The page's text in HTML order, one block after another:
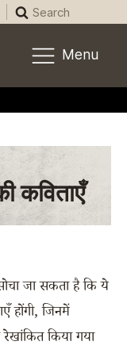
Search
Menu
कविताएँ
जा सकता है कि ये
होंगी, जिनमें
किया गया